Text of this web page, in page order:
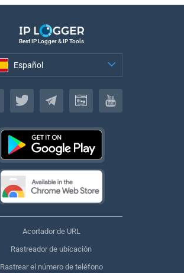
Best IP Logger & IP Tools
Español
Español
Acortador de URL
Rastreador de ubicación
Rastrear el número de teléfono